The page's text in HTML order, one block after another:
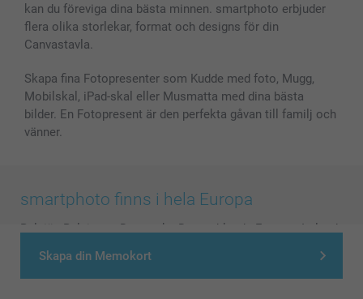
Skapa din Memokort
kan du föreviga dina bästa minnen. smartphoto erbjuder
flera olika storlekar, format och designs för din
Canvastavla.
Skapa fina Fotopresenter som Kudde med foto, Mugg,
Mobilskal, iPad-skal eller Musmatta med dina bästa
bilder. En Fotopresent är den perfekta gåvan till familj och
vänner.
smartphoto finns i hela Europa
België Belgique Danmark Deutschland France
Ireland
Nederland Norge - Österreich